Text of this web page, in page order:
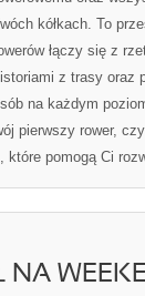
kółkach. To
łączy się z
z trasy oraz
na każdym
pierwszy rower,
które pomogą Ci
NA